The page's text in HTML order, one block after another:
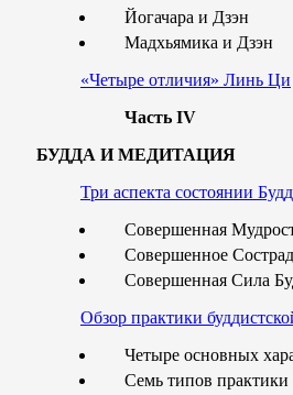
Йогачара и Дзэн
Мадхьямика и Дзэн
«Четыре отличия» Линь Ци
Часть IV
БУДДА И МЕДИТАЦИЯ
Три аспекта состоянии
Совершенная
Совершенное
Совершенная Сила
Обзор практики
Четыре основных
Семь типов